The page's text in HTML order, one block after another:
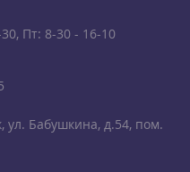
Пт: 8-30 - 16-10
ул. Бабушкина, д.54, пом.